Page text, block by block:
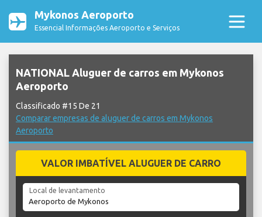
Mykonos Aeroporto
Essencial Informações Aeroporto e Serviços
NATIONAL Aluguer de carros em Mykonos
Aeroporto
Classificado #15 De 21
Comparar empresas de aluguer de carros em Mykonos
Aeroporto
VALOR IMBATÍVEL ALUGUER DE CARRO
Local de levantamento